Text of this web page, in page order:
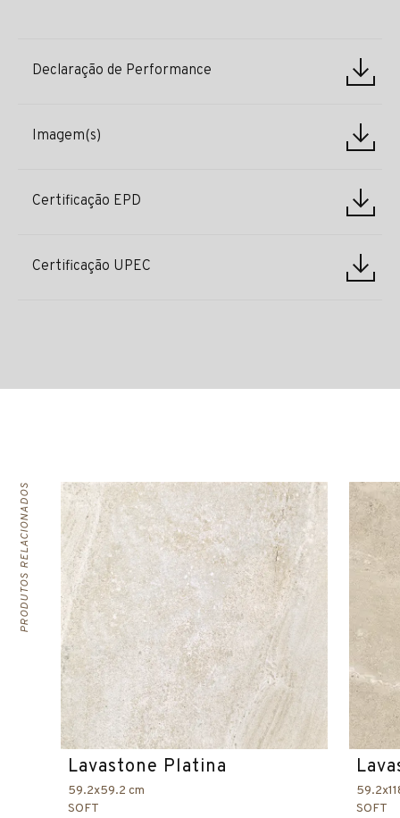
Declaração de Performance
Imagem(s)
Certificação EPD
Certificação UPEC
PRODUTOS RELACIONADOS
Lavastone Platina
59.2x59.2 cm
SOFT
SOFT